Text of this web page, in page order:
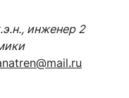
инженер 2